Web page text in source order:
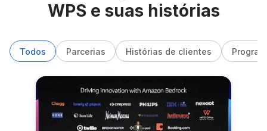
WPS e suas histórias
Todos Parcerias Histórias de clientes